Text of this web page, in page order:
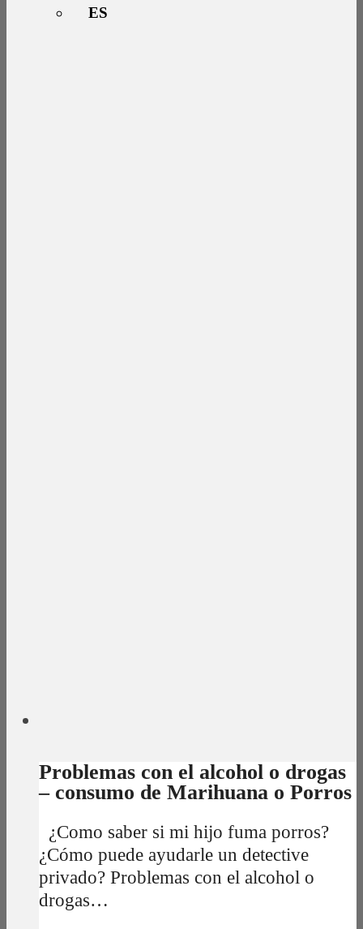
ES
Problemas con el alcohol o drogas
– consumo de Marihuana o Porros
¿Como saber si mi hijo fuma porros?
¿Cómo puede ayudarle un detective
privado? Problemas con el alcohol o
drogas…